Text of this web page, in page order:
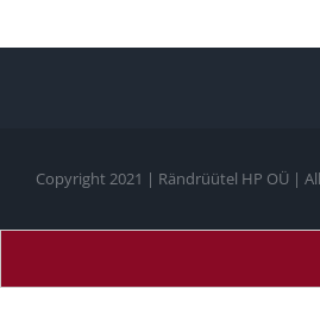
Copyright 2021 | Rändrüütel HP OÜ |